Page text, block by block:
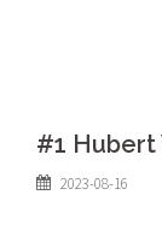
#1 Hubert
2023-08-16